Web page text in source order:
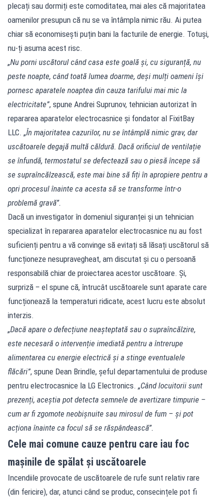
plecați sau dormiți este comoditatea, mai ales că majoritatea
oamenilor presupun că nu se va întâmpla nimic rău. Ai putea
chiar să economisești puțin bani la facturile de energie. Totuși,
nu-ți asuma acest risc.
„Nu porni uscătorul când casa este goală și, cu siguranță, nu
peste noapte, când toată lumea doarme, deși mulți oameni își
pornesc aparatele noaptea din cauza tarifului mai mic la
electricitate”, spune Andrei Suprunov, tehnician autorizat în
repararea aparatelor electrocasnice și fondator al FixitBay
LLC. „În majoritatea cazurilor, nu se întâmplă nimic grav, dar
uscătoarele degajă multă căldură. Dacă orificiul de ventilație
se înfundă, termostatul se defectează sau o piesă începe să
se supraîncălzească, este mai bine să fiți în apropiere pentru a
opri procesul înainte ca acesta să se transforme într-o
problemă gravă”.
Dacă un investigator în domeniul siguranței și un tehnician
specializat în repararea aparatelor electrocasnice nu au fost
suficienți pentru a vă convinge să evitați să lăsați uscătorul să
funcționeze nesupravegheat, am discutat și cu o persoană
responsabilă chiar de proiectarea acestor uscătoare. Și,
surpriză – el spune că, întrucât uscătoarele sunt aparate care
funcționează la temperaturi ridicate, acest lucru este absolut
interzis.
„Dacă apare o defecțiune neașteptată sau o supraîncălzire,
este necesară o intervenție imediată pentru a întrerupe
alimentarea cu energie electrică și a stinge eventualele
flăcări”, spune Dean Brindle, șeful departamentului de produse
pentru electrocasnice la LG Electronics. „Când locuitorii sunt
prezenți, aceștia pot detecta semnele de avertizare timpurie –
cum ar fi zgomote neobișnuite sau mirosul de fum – și pot
acționa înainte ca focul să se răspândească”.
Cele mai comune cauze pentru care iau foc
mașinile de spălat și uscătoarele
Incendiile provocate de uscătoarele de rufe sunt relativ rare
(din fericire), dar, atunci când se produc, consecințele pot fi